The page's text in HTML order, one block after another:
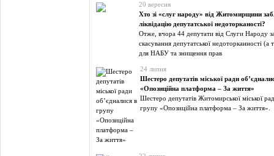
20 вересня
Хто зі «слуг народу» від Житомирщини
ліквідацію депутатської недоторканості?
Отже, вчора 44 депутати від Слуги Народу
скасування депутатської недоторканності
для НАБУ та знищення прав
24 липня
Шестеро депутатів міської ради
«Опозиційна платформа – За життя»
Шестеро депутатів Житомирської міської
групу «Опозиційна платформа – За життя».